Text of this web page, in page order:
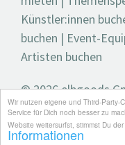
Wir nutzen eigene und Third-Party-
Service für Dich noch besser zu
Website weitersurfst, stimmst Du
Informationen
Künstler:innen
buchen | Event-
Artisten buchen
© 2026 elbgoods
industry /